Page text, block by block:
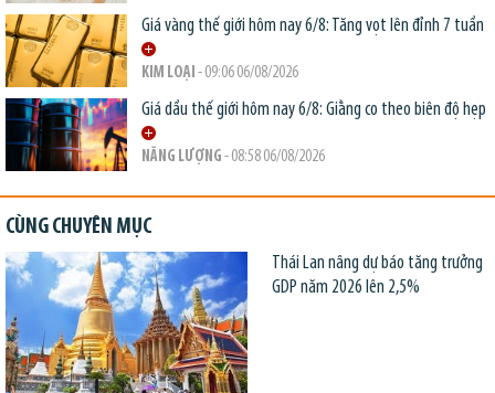
Giá vàng thế giới hôm nay 6/8: Tăng vọt lên đỉnh 7 tuần
KIM LOẠI - 09:06 06/08/2026
Giá dầu thế giới hôm nay 6/8: Giằng co theo biên độ hẹp
NĂNG LƯỢNG - 08:58 06/08/2026
CÙNG CHUYÊN MỤC
Thái Lan nâng dự báo tăng trưởng
GDP năm 2026 lên 2,5%